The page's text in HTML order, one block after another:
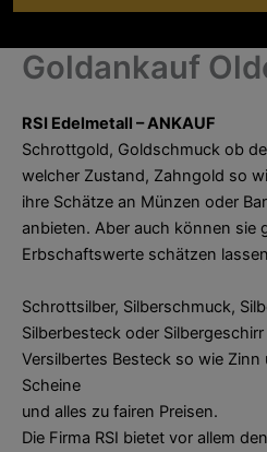
Goldankauf
RSI Edelmetall – ANKAUF
Schrottgold, Goldschmuck ob
welcher Zustand, Zahngold so
ihre Schätze an Münzen oder
anbieten. Aber auch können sie
Erbschaftswerte schätzen
Schrottsilber, Silberschmuck,
Silberbesteck oder Silbergeschirr
Versilbertes Besteck so wie Zinn
Scheine
und alles zu fairen Preisen.
Die Firma RSI bietet vor allem